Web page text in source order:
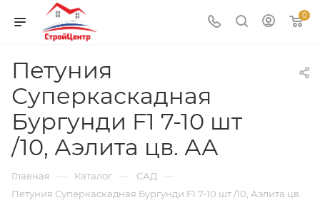
0
Петуния
Суперкаскадная
Бургунди F1 7-10 шт
/10, Аэлита цв. АА
Главная — Каталог — САД —
Петуния Суперкаскадная Бургунди F1 7-10 шт /10, Аэлита цв.